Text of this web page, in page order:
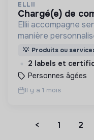
ELLII
chargé(e) de
Ellii accompagne
manière
ateliers collectifs
afin de rester en
💡 Produits ou
2 labels et
Personnes âgées
Il y a 1 mois
< 1 2